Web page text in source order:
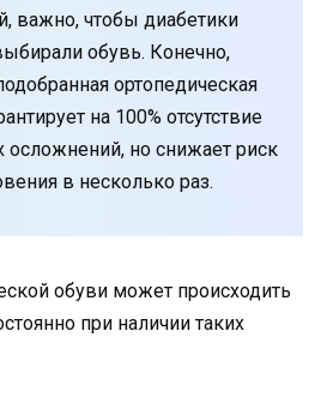
важно, чтобы диабетики
обувь. Конечно,
ортопедическая
на 100% отсутствие
осложнений, но снижает риск
в несколько раз.
обуви может происходить
при наличии таких